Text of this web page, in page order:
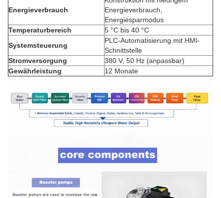
Energieverbrauch
Energieverbrauch,
Energiesparmodus
Temperaturbereich
5 °C bis 40 °C
Systemsteuerung
PLC-Automatisierung mit HMI-
Schnittstelle
Stromversorgung
380 V, 50 Hz (anpassbar)
Gewährleistung
12 Monate